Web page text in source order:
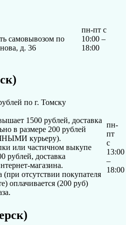
самовывозом по
д. 36
пн-пт с
10:00 –
18:00
по г. Томску
1500 рублей, доставка
в размере 200 рублей
курьеру).
или частичном выкупе
рублей, доставка
магазина.
отсутствии покупателя
оплачивается (200 руб)
пн-
пт
с
13:00
–
18:00